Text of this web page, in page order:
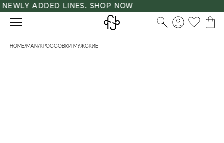
ADDED LINES. SHOP NOW
HOME/MAN/КРОССОВКИ МУЖСКИЕ